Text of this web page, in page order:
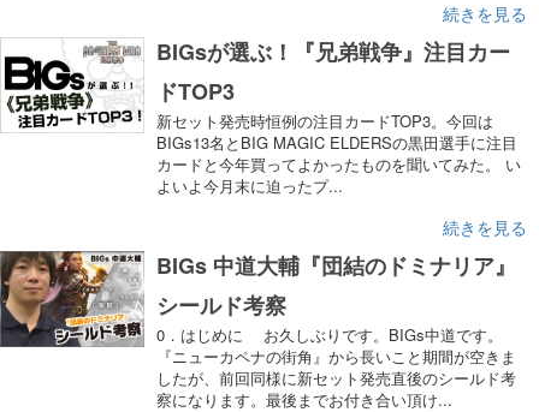
続きを見る
BIGsが選ぶ！『兄弟戦争』注目カー
ドTOP3
新セット発売時恒例の注目カードTOP3。今回は
BIGs13名とBIG MAGIC ELDERSの黒田選手に注目
カードと今年買ってよかったものを聞いてみた。 い
よいよ今月末に迫ったプ...
続きを見る
BIGs 中道大輔『団結のドミナリア』
シールド考察
0．はじめに お久しぶりです。BIGs中道です。
『ニューカペナの街角』から長いこと期間が空きま
したが、前回同様に新セット発売直後のシールド考
察になります。最後までお付き合い頂け...